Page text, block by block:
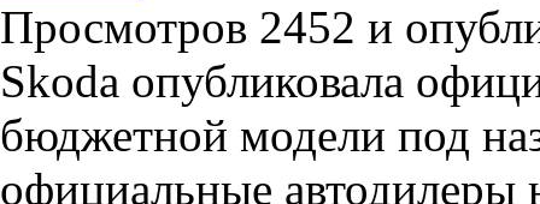
Просмотров 2452 и
Skoda опубликовала
бюджетной модели под
официальные